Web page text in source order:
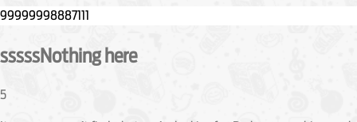
sssssNothing here
5